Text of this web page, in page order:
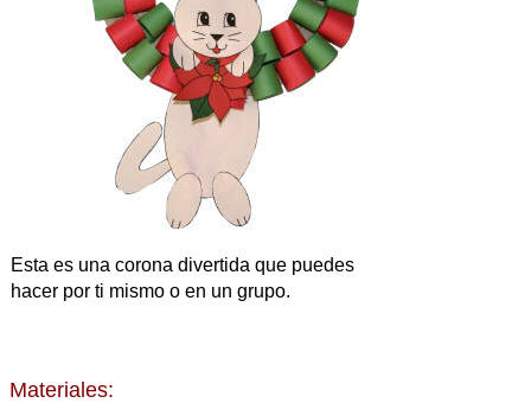
Esta es una corona divertida que puedes
hacer por ti mismo o en un grupo.
Materiales: